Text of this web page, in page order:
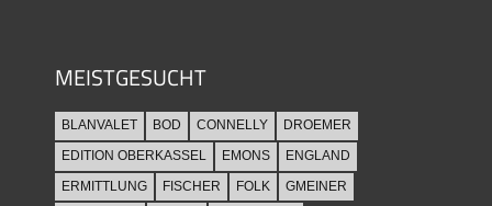
MEISTGESUCHT
BLANVALET BOD CONNELLY
DROEMER
EDITION OBERKASSEL
EMONS
ENGLAND
ERMITTLUNG
FISCHER FOLK
GMEINER